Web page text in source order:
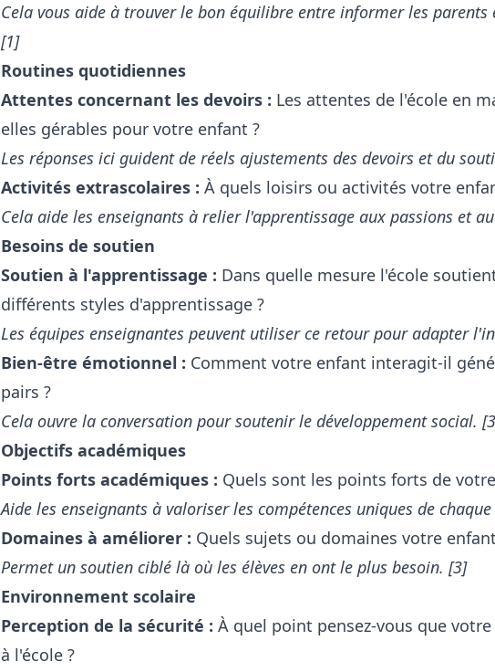
Cela vous aide à trouver le bon équilibre entre informer les parents
[1]
Routines quotidiennes
Attentes concernant les devoirs : Les attentes de l'école en
elles gérables pour votre enfant ?
Les réponses ici guident de réels ajustements des devoirs et du
Activités extrascolaires : À quels loisirs ou activités votre
Cela aide les enseignants à relier l'apprentissage aux passions et
Besoins de soutien
Soutien à l'apprentissage : Dans quelle mesure l'école
différents styles d'apprentissage ?
Les équipes enseignantes peuvent utiliser ce retour pour adapter
Bien-être émotionnel : Comment votre enfant interagit-il
pairs ?
Cela ouvre la conversation pour soutenir le développement social.
Objectifs académiques
Points forts académiques : Quels sont les points forts de
Aide les enseignants à valoriser les compétences uniques de
Domaines à améliorer : Quels sujets ou domaines votre
Permet un soutien ciblé là où les élèves en ont le plus besoin. [3]
Environnement scolaire
Perception de la sécurité : À quel point pensez-vous que
à l'école ?